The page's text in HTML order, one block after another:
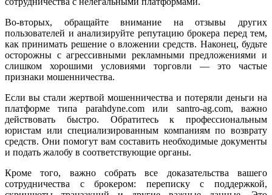
Во-вторых, обращайте внимание на отзывы других
пользователей и анализируйте репутацию брокера перед тем,
как принимать решение о вложении средств. Наконец, будьте
осторожны с агрессивными рекламными предложениями и
слишком хорошими условиями торговли — это частые
признаки мошенничества.
Если вы стали жертвой мошенничества и потеряли деньги на
платформе типа parahdyne.com или santro-ag.com, важно
действовать быстро. Обратитесь к профессиональным
юристам или специализированным компаниям по возврату
средств. Они помогут вам составить необходимые документы
и подать жалобу в соответствующие органы.
Кроме того, важно собрать все доказательства вашего
сотрудничества с брокером: переписку с поддержкой,